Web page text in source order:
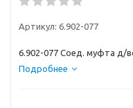
Артикул: 6.902-077
6.902-077 Соед. муфта д/
Подробнее